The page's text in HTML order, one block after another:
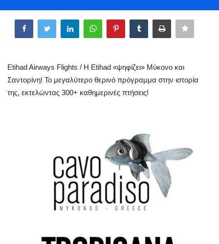
Mykonos
Mykonos Ticker TV
Sport
Σεβασμιώτατος Δωρόθεος Β’
Etihad Airways Flights / Η Etihad «ψηφίζει» Μύκονο και
Σαντορίνη! Το μεγαλύτερο θερινό πρόγραμμα στην ιστορία
της, εκτελώντας 300+ καθημερινές πτήσεις!